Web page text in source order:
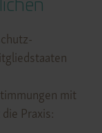
mit
Praxis: